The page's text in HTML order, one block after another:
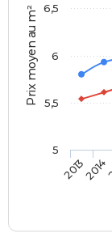
Prix moyen au m²
20132014
5
5,5
6
6,5